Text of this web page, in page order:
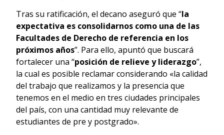
Tras su ratificación, el decano aseguró que “la
expectativa es consolidarnos como una de las
Facultades de Derecho de referencia en los
próximos años”. Para ello, apuntó que buscará
fortalecer una “posición de relieve y liderazgo”,
la cual es posible reclamar considerando «la calidad
del trabajo que realizamos y la presencia que
tenemos en el medio en tres ciudades principales
del país, con una cantidad muy relevante de
estudiantes de pre y postgrado».